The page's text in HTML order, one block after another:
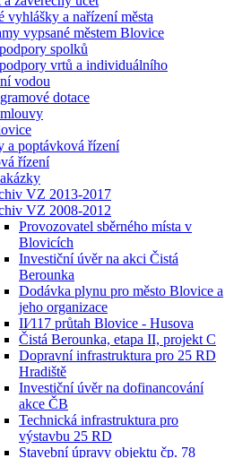
vyhlášky a nařízení města
vypsané městem Blovice
spolků
vrtů a individuálního
vodou
dotace
a poptávková řízení
řízení
VZ 2013-2017
VZ 2008-2012
Provozovatel sběrného místa v
Blovicích
Investiční úvěr na akci Čistá
Berounka
Dodávka plynu pro město Blovice a
jeho organizace
II⁄117 průtah Blovice - Husova
Čistá Berounka, etapa II, projekt C
Dopravní infrastruktura pro 25 RD
Hradiště
Investiční úvěr na dofinancování
akce ČB
Technická infrastruktura pro
výstavbu 25 RD
Stavební úpravy objektu čp. 78